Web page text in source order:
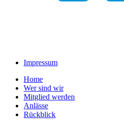
Impressum
Home
Wer sind wir
Mitglied werden
Anlässe
Rückblick